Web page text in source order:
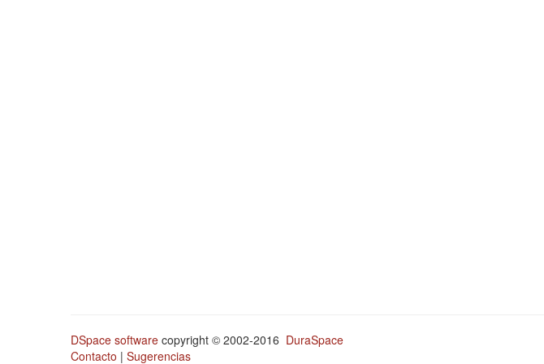
DSpace software copyright © 2002-2016 DuraSpace
Contacto | Sugerencias